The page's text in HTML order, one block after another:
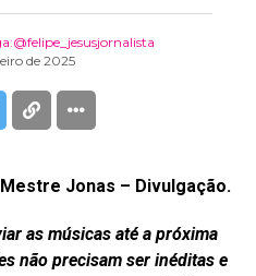
de 2025
Jonas – Divulgação.
as músicas até a próxima
não precisam ser inéditas e